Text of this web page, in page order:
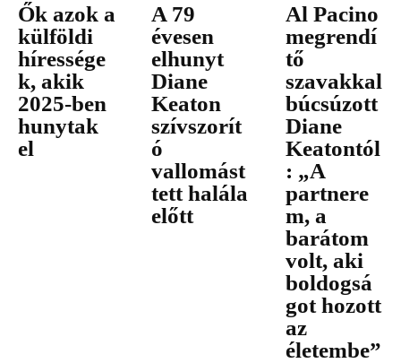
Ők azok a
külföldi
híressége
k, akik
2025-ben
hunytak
el
A 79
évesen
elhunyt
Diane
Keaton
szívszorít
ó
vallomást
tett halála
előtt
Al Pacino
megrendí
tő
szavakkal
búcsúzott
Diane
Keatontól
: „A
partnere
m, a
barátom
volt, aki
boldogsá
got hozott
az
életembe”